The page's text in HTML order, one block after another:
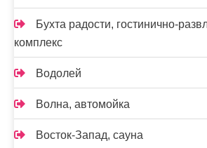
Бухта радости, гостинично-
комплекс
Водолей
Волна, автомойка
Восток-Запад, сауна